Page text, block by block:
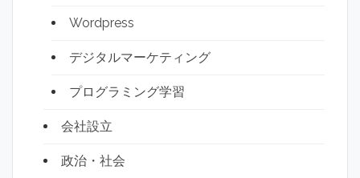
Wordpress
デジタルマーケティング
プログラミング学習
会社設立
政治・社会